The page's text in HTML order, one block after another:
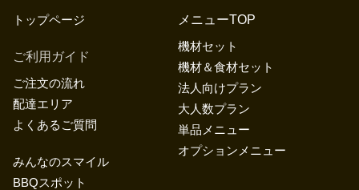
トップページ
メニューTOP
機材セット
機材＆食材セット
法人向けプラン
大人数プラン
単品メニュー
オプションメニュー
ご利用ガイド
ご注文の流れ
配達エリア
よくあるご質問
みんなのスマイル
BBQスポット